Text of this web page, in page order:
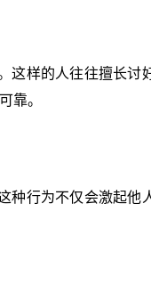
样的人往往擅长讨
靠。
行为不仅会激起他